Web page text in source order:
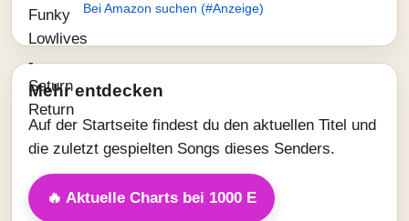
Bei Amazon suchen (#Anzeige)
Mehr entdecken
Auf der Startseite findest du den aktuellen Titel und
die zuletzt gespielten Songs dieses Senders.
🔥 Aktuelle Charts bei 1000 E